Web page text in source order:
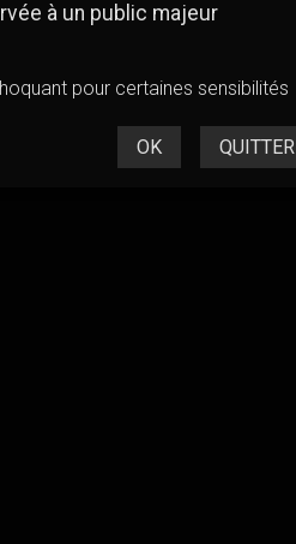
à un public majeur
pour certaines sensibilités
OK QUITTER